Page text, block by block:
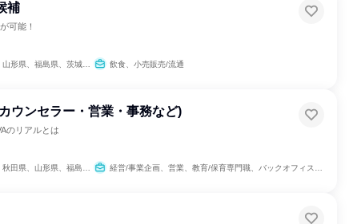
補
可能！
、島根県、岡山県、広島県、山口県、徳島県、香川県、愛媛県、高知県、福岡県、佐賀県、長崎県、熊本県、大分県、宮崎県、鹿児島県 飲食、小売販売/流通
ウンセラー・営業・事務など)
のリアルとは
歌山県、鳥取県、島根県、岡山県、広島県、山口県、徳島県、香川県、愛媛県、高知県、福岡県、佐賀県、長崎県、熊本県、大分県、宮崎県、鹿児島県、沖縄県 経営/事業企画、営業、教育/保育専門職、バックオフィス・事務・受付、経理/税務/財務、人事、総務、法務/知財、製造・生産工程、商品企画、マーケティング・広告・宣伝